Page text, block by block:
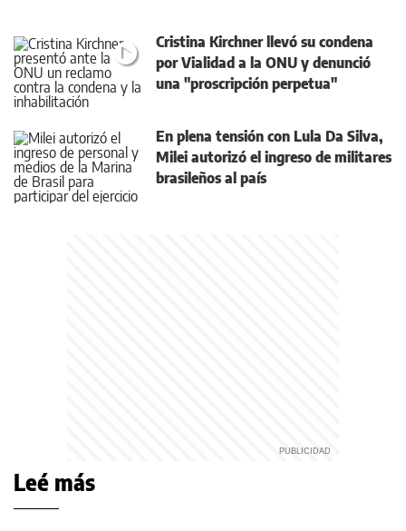
Cristina Kirchner llevó su condena
por Vialidad a la ONU y denunció
una "proscripción perpetua"
En plena tensión con Lula Da Silva,
Milei autorizó el ingreso de militares
brasileños al país
Leé más